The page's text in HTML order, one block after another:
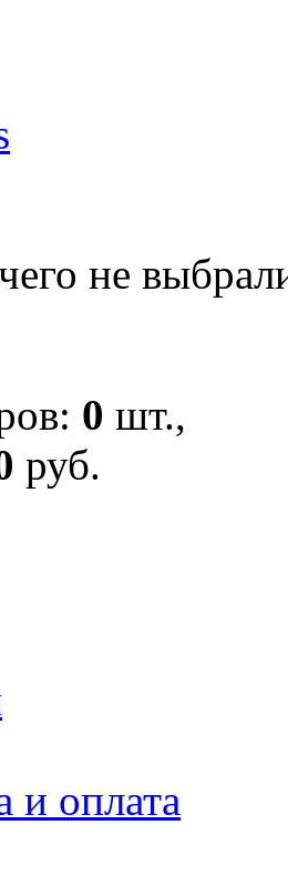
не
0 шт.,
руб.
и оплата